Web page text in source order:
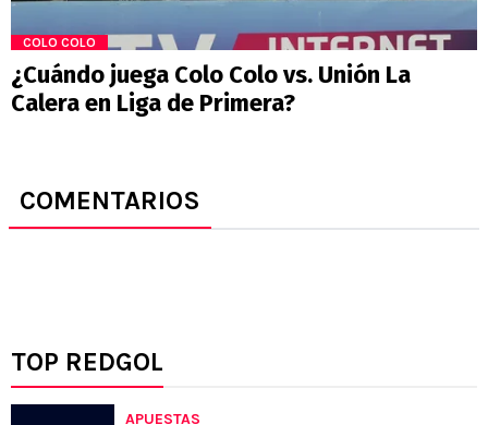
COLO COLO
¿Cuándo juega Colo Colo vs. Unión La
Calera en Liga de Primera?
COMENTARIOS
TOP REDGOL
APUESTAS